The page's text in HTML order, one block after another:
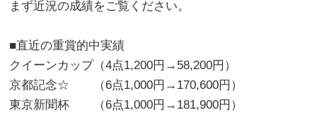
まず近況の成績をご覧ください。
■直近の重賞的中実績
クイーンカップ（4点1,200円→ 58,200円）
京都記念☆ （6点1,000円→ 170,600円）
東京新聞杯 （6点1,000円→ 181,900円）